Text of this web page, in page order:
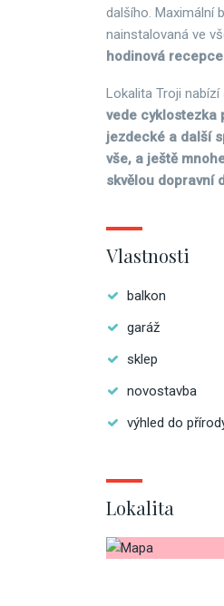
dalšího. Maximální
nainstalovaná ve
hodinová
Lokalita Troji nabízí
vede cyklostezka
jezdecké a další
vše, a ještě
skvělou dopravní
Vlastnosti
balkon
garáž
sklep
novostavba
výhled do
Lokalita